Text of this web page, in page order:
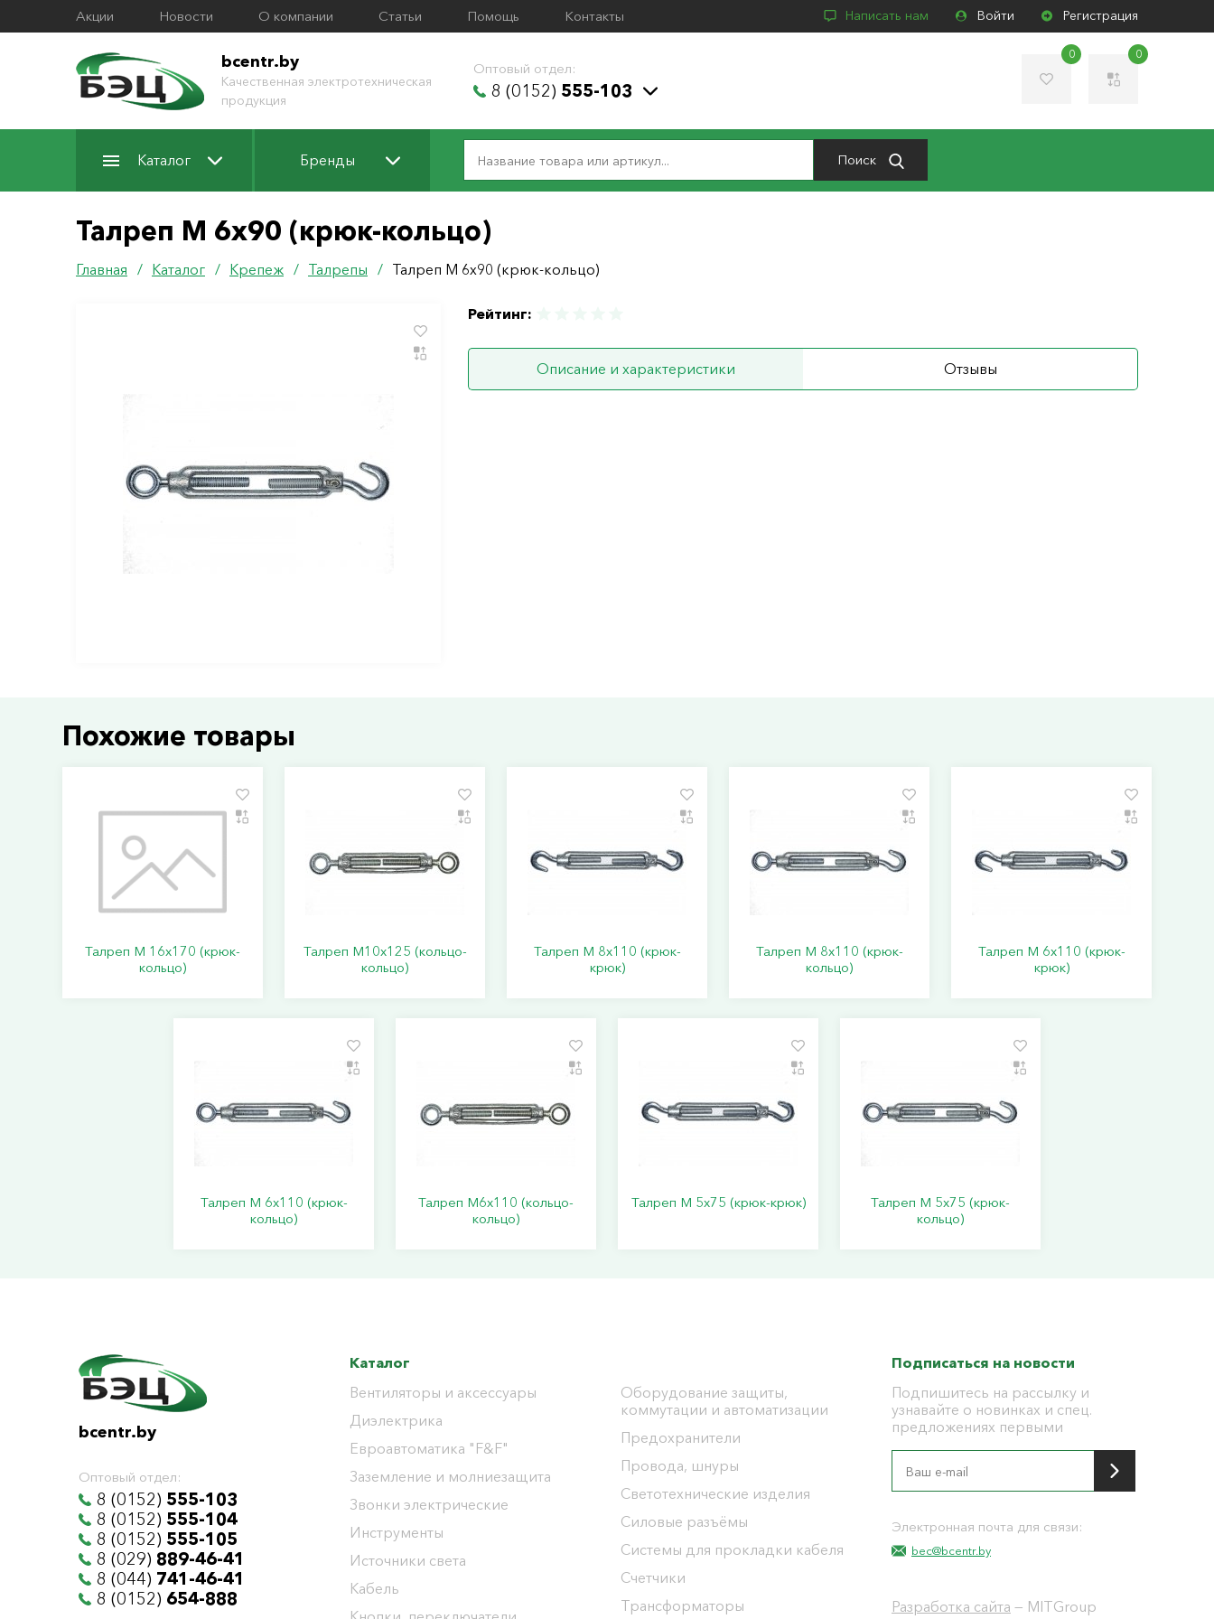
Акции Новости О компании Статьи Помощь Контакты Написать нам Войти Регистрация
bcentr.by
Качественная электротехническая
продукция
Оптовый отдел:
8 (0152) 555-103
0 0
Каталог Бренды Поиск
Талреп М 6х90 (крюк-кольцо)
Главная / Каталог / Крепеж / Талрепы / Талреп М 6х90 (крюк-кольцо)
Рейтинг:
Описание и характеристики Отзывы
Похожие товары
Талреп М 16х170 (крюк-
кольцо)
Талреп М10х125 (кольцо-
кольцо)
Талреп М 8х110 (крюк-
крюк)
Талреп М 8х110 (крюк-
кольцо)
Талреп М 6х110 (крюк-
крюк)
Талреп М 6х110 (крюк-
кольцо)
Талреп М6х110 (кольцо-
кольцо)
Талреп М 5х75 (крюк-крюк)
Талреп М 5х75 (крюк-
кольцо)
bcentr.by
Оптовый отдел:
8 (0152) 555-103
8 (0152) 555-104
8 (0152) 555-105
8 (029) 889-46-41
8 (044) 741-46-41
8 (0152) 654-888
Каталог
Вентиляторы и аксессуары
Диэлектрика
Евроавтоматика "F&F"
Заземление и молниезащита
Звонки электрические
Инструменты
Источники света
Кабель
Оборудование защиты,
коммутации и автоматизации
Предохранители
Провода, шнуры
Светотехнические изделия
Силовые разъёмы
Системы для прокладки кабеля
Счетчики
Трансформаторы
Подписаться на новости
Подпишитесь на рассылку и
узнавайте о новинках и спец.
предложениях первыми
Электронная почта для связи:
bec@bcentr.by
Разработка сайта — MITGroup